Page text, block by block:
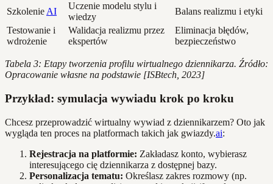
Szkolenie AI
Uczenie modelu stylu i
wiedzy
Balans realizmu i etyki
Testowanie i
wdrożenie
Walidacja realizmu przez
ekspertów
Eliminacja błędów,
bezpieczeństwo
Tabela 3: Etapy tworzenia profilu wirtualnego dziennikarza. Źródło:
Opracowanie własne na podstawie [ISBtech, 2023]
Przykład: symulacja wywiadu krok po kroku
Chcesz przeprowadzić wirtualny wywiad z dziennikarzem? Oto jak
wygląda ten proces na platformach takich jak gwiazdy.ai:
Rejestracja na platformie: Zakładasz konto, wybierasz
interesującego cię dziennikarza z dostępnej bazy.
Personalizacja tematu: Określasz zakres rozmowy (np.